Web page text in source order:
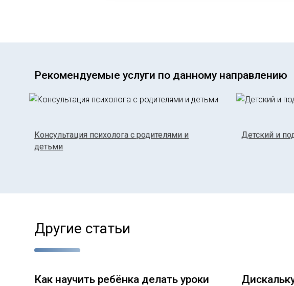
Рекомендуемые услуги по данному направлению
Консультация психолога с родителями и
детьми
Детский и
Другие статьи
Как научить ребёнка делать уроки